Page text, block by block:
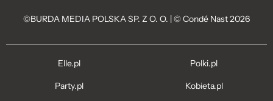
©BURDA MEDIA POLSKA SP. Z O. O. | © Condé Nast 2026
Elle.pl
Party.pl
Polki.pl
Kobieta.pl